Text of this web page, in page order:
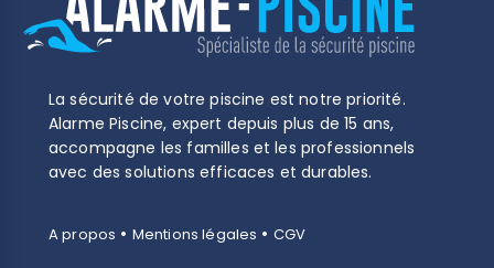
La sécurité de votre piscine est notre priorité.
Alarme Piscine, expert depuis plus de 15 ans,
accompagne les familles et les professionnels
avec des solutions efficaces et durables.
A propos • Mentions légales • CGV